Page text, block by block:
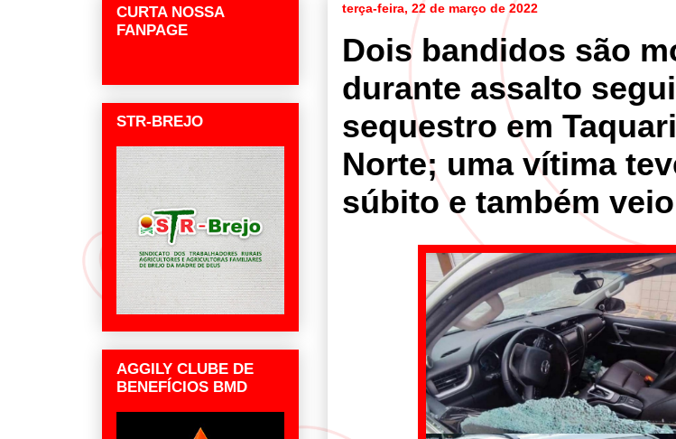
terça-feira, 22 de março de 2022
Dois bandidos são
durante assalto
sequestro em
Norte; uma vítima
súbito e também
CURTA NOSSA
FANPAGE
STR-BREJO
AGGILY CLUBE DE
BENEFÍCIOS BMD